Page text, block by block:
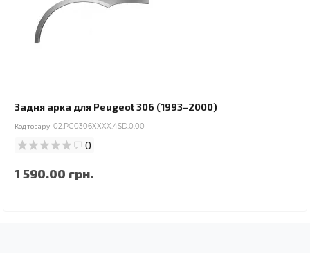
Задня арка для Peugeot 306 (1993–2000)
Код товару: 02.PG0306XXXX.4SD.0.00
0
1 590.00 грн.